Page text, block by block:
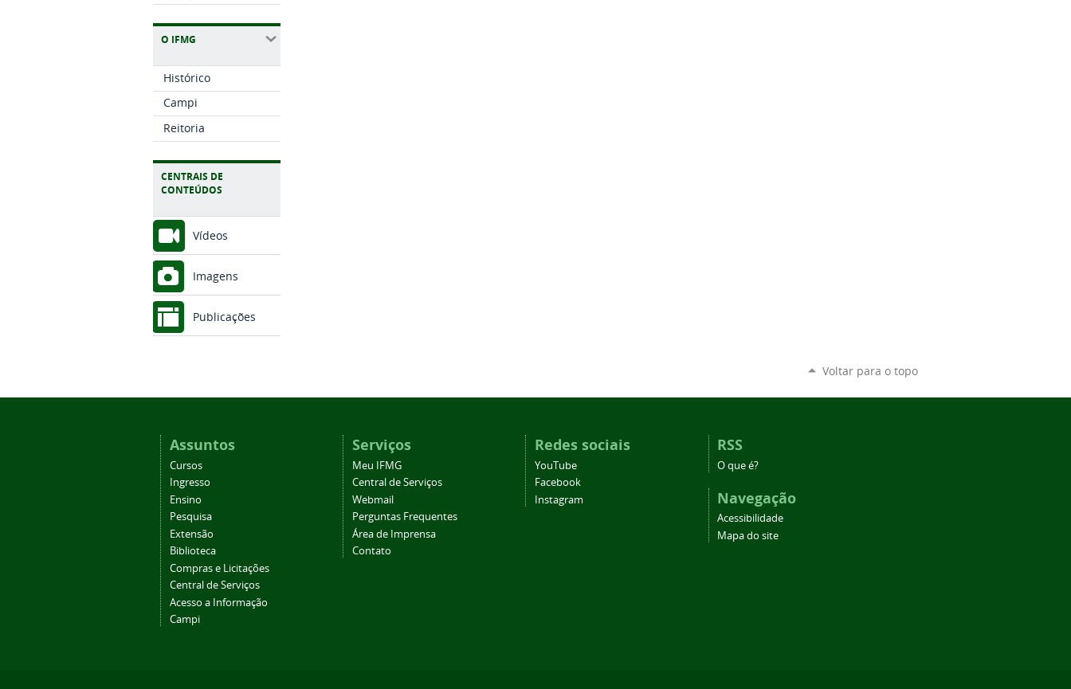
O IFMG
Histórico
Campi
Reitoria
CENTRAIS DE
CONTEÚDOS
Vídeos
Imagens
Publicações
Voltar para o topo
Assuntos
Cursos
Ingresso
Ensino
Pesquisa
Extensão
Biblioteca
Compras e Licitações
Central de Serviços
Acesso a Informação
Campi
Serviços
Meu IFMG
Central de Serviços
Webmail
Perguntas Frequentes
Área de Imprensa
Contato
Redes sociais
YouTube
Facebook
Instagram
RSS
O que é?
Navegação
Acessibilidade
Mapa do site